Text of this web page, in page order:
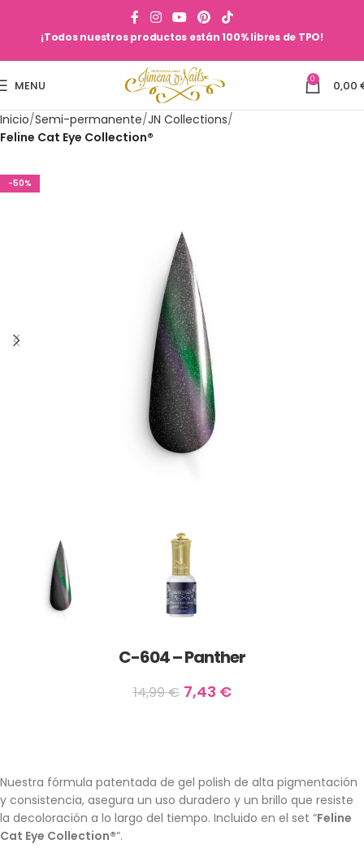
¡Todos nuestros productos están 100% libres de TPO!
MENU 0 0,00
Inicio Semi-permanente JN Collections
Feline Cat Eye Collection®
-50%
C-604 – Panther
14,99€ 7,43 €
Nuestra fórmula patentada de gel polish de alta pigmentación
y consistencia, asegura un uso duradero y un brillo que resiste
la decoloración a lo largo del tiempo. Incluido en el set “Feline
Cat Eye Collection®“.